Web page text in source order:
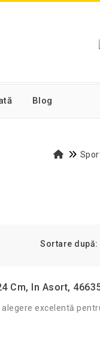
Blog
Sortare după:
Cm, In Asort,
excelentă